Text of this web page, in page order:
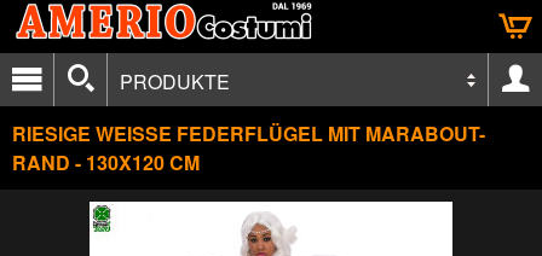
PRODUKTE
RIESIGE WEISSE FEDERFLÜGEL MIT MARABOUT-
RAND - 130X120 CM